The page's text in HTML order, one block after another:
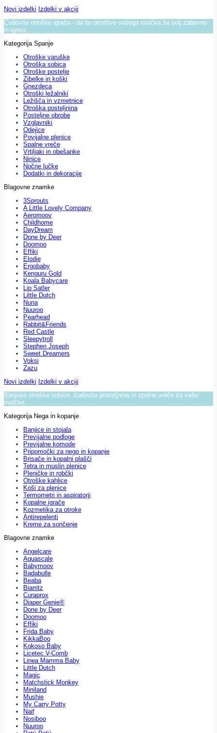
Novi izdelki Izdelki v akciji
Čudovite otroške igrače - da bo otroštvo vašega malčka še bolj zabavno
in igrivo.
Kategorija Spanje
Otroške varuške
Otroška sobica
Otroške postelje
Zibelke in koški
Gnezdeca
Otroški ležalniki
Ležišča in vzmetnice
Otroška posteljnina
Posteljne obrobe
Vzglavniki
Odejice
Povijalne plenice
Spalne vreče
Vrtiljaki in obešanke
Ninice
Nočne lučke
Dodatki in dekoracije
Blagovne znamke
3Sprouts
A Little Lovely Company
Aeromoov
Childhome
DayDream
Done by Deer
Doomoo
Effiki
Elodie
Ergobaby
Kenguru Gold
Koala Babycare
Lip Satler
Little Dutch
Nuna
Nuuroo
Pearhead
Rabbit&Friends
Red Castle
Sleepytroll
Stephen Joseph
Sweet Dreamers
Voksi
Zazu
Novi izdelki Izdelki v akciji
Sanjske otroške sobice, čudovita posteljnina in spalne vreče za vaše
malčke.
Kategorija Nega in kopanje
Banjice in stojala
Previjalne podloge
Previjalne komode
Pripomočki za nego in kopanje
Brisače in kopalni plašči
Tetra in muslin plenice
Pleničke in robčki
Otroške kahlice
Koši za plenice
Termometri in aspiratorji
Kopalne igrače
Kozmetika za otroke
Antirepelenti
Kreme za sončenje
Blagovne znamke
Angelcare
Aquascale
Babymoov
Badabulle
Beaba
Biarritz
Curaprox
Diaper Genie®
Done by Deer
Doomoo
Effiki
Frida Baby
KikkaBoo
Kokoso Baby
Licetec V-Comb
Linea Mamma Baby
Little Dutch
Magic
Matchstick Monkey
Miniland
Mushie
My Carry Potty
Naif
Nosiboo
Nuuroo